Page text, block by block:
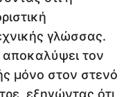
γλώσσας.
αποκαλύψει τον
μόνο στον στενό
εξηγώντας ότι